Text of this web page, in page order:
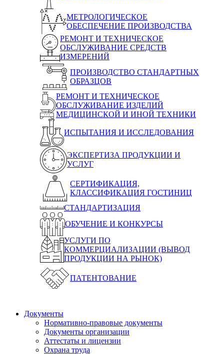
МЕТРОЛОГИЧЕСКОЕ
ОБЕСПЕЧЕНИЕ ПРОИЗВОДСТВА
РЕМОНТ И ТЕХНИЧЕСКОЕ
ОБСЛУЖИВАНИЕ СРЕДСТВ
ИЗМЕРЕНИЙ
ПРОИЗВОДСТВО СТАНДАРТНЫХ
ОБРАЗЦОВ
РЕМОНТ И ТЕХНИЧЕСКОЕ
ОБСЛУЖИВАНИЕ ИЗДЕЛИЙ
МЕДИЦИНСКОЙ И ИНОЙ ТЕХНИКИ
ИСПЫТАНИЯ И ИССЛЕДОВАНИЯ
ЭКСПЕРТИЗА ПРОДУКЦИИ И
УСЛУГ
СЕРТИФИКАЦИЯ,
КЛАССИФИКАЦИЯ ГОСТИНИЦ
СТАНДАРТИЗАЦИЯ
ОБУЧЕНИЕ И КОНКУРСЫ
УСЛУГИ ПО
КОММЕРЦИАЛИЗАЦИИ (ВЫВОД
ПРОДУКЦИИ НА РЫНОК)
ПАТЕНТОВАНИЕ
Документы
Нормативно-правовые документы
Документы организации
Аттестаты и лицензии
Охрана труда